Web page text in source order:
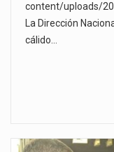
content/uploads/
La Dirección
cálido…